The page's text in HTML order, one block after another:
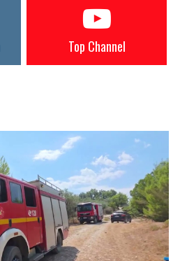
Top Channel